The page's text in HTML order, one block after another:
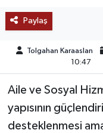
Paylaş
Tolgahan Karaaslan
10:47
Aile ve Sosyal
yapısının
desteklenmesi
TREND
MEDYA
TEKNOLOJİ